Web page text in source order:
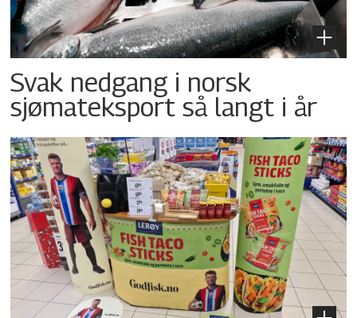
Svak nedgang i norsk
sjømateksport så langt i år